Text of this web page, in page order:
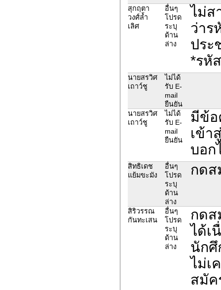
สุกฤตา
วงศ์ล้ำ
เลิศ
อื่นๆ
โปรด
ระบุ
ด้าน
ล่าง
ไม่ส
ว่าร
ประ
*รหั
นายสรวิศ
เถาว์ชู
ไม่ได้
รับ E-
mail
ยืนยัน
นายสรวิศ
เถาว์ชู
ไม่ได้
รับ E-
mail
ยืนยัน
มีข้อ
เข้า
บอก
สิทธิเดช
แย้มขะมัง
อื่นๆ
โปรด
ระบุ
ด้าน
ล่าง
กดส
สิริวรรณ
กันทะเสน
อื่นๆ
โปรด
ระบุ
ด้าน
ล่าง
กดส
ได้เ
นักศึ
ไม่เ
สมัค